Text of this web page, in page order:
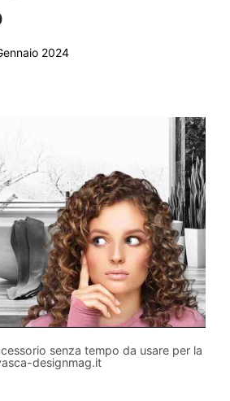
2024
senza tempo da usare per la
designmag.it